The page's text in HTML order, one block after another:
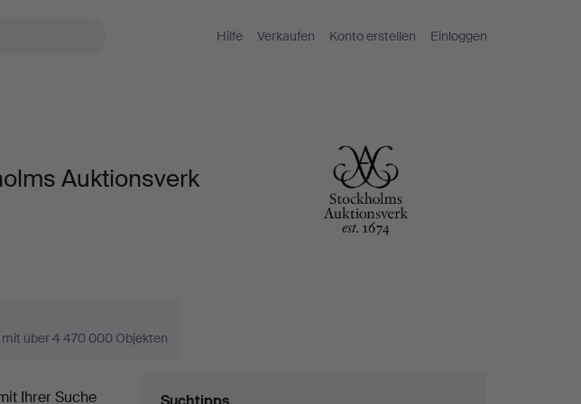
Hilfe Verkaufen Konto erstellen Einloggen
Auktionsverk
über 4 470 000 Objekten
Ihrer Suche